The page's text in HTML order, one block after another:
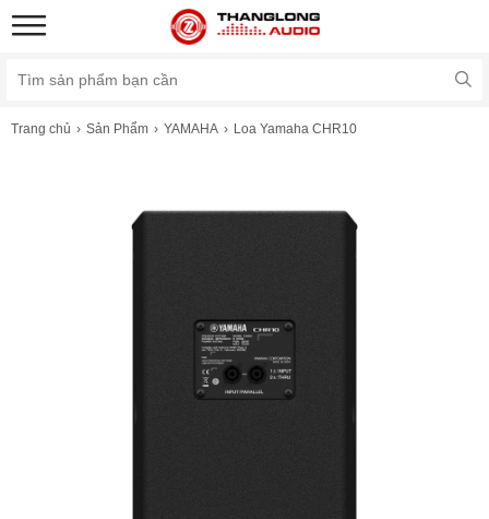
Trang chủ Sản Phẩm YAMAHA Loa Yamaha CHR10